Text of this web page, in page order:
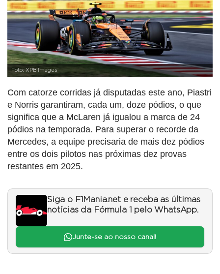
Foto: XPB Images
Com catorze corridas já disputadas este ano, Piastri
e Norris garantiram, cada um, doze pódios, o que
significa que a McLaren já igualou a marca de 24
pódios na temporada. Para superar o recorde da
Mercedes, a equipe precisaria de mais dez pódios
entre os dois pilotos nas próximas dez provas
restantes em 2025.
Siga o F1Mania.net e receba as últimas
notícias da Fórmula 1 pelo WhatsApp.
Junte-se ao nosso canal!